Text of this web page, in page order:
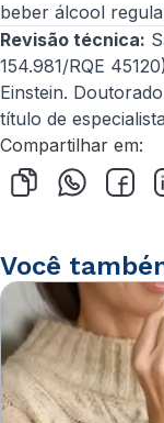
beber álcool
Revisão técnica:
154.981/RQE
Einstein.
título de
Compartilhar em:
Você